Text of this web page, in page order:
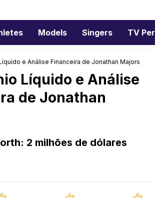
Models Singers TV
e Análise Financeira de Jonathan Majors
Líquido e Análise
de Jonathan
2 milhões de dólares